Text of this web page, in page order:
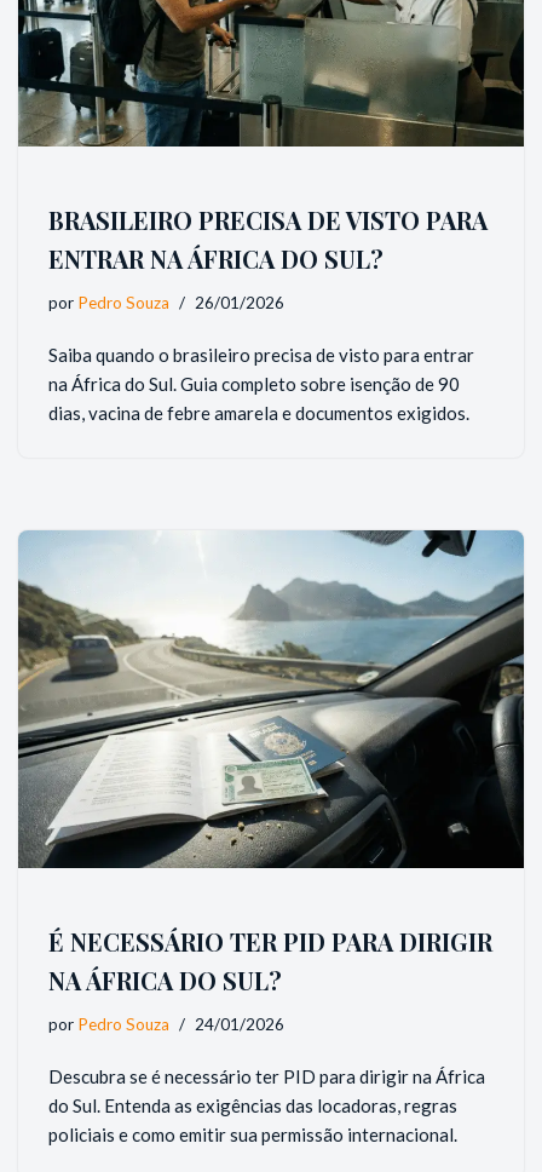
BRASILEIRO PRECISA DE VISTO PARA
ENTRAR NA ÁFRICA DO SUL?
por Pedro Souza 26/01/2026
Saiba quando o brasileiro precisa de visto para entrar
na África do Sul. Guia completo sobre isenção de 90
dias, vacina de febre amarela e documentos exigidos.
É NECESSÁRIO TER PID PARA DIRIGIR
NA ÁFRICA DO SUL?
por Pedro Souza 24/01/2026
Descubra se é necessário ter PID para dirigir na África
do Sul. Entenda as exigências das locadoras, regras
policiais e como emitir sua permissão internacional.